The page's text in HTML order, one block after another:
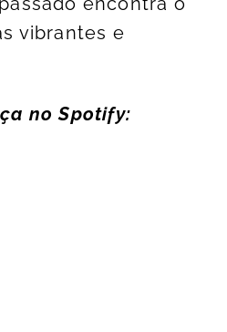
vibrantes e
ça no Spotify: